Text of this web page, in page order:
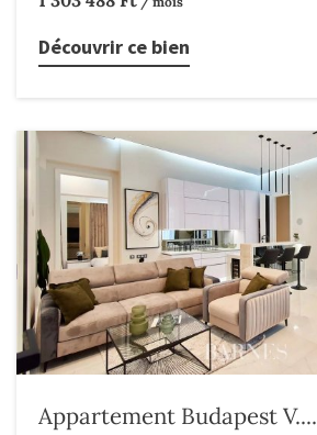
Découvrir ce bien
Appartement Budapest V....